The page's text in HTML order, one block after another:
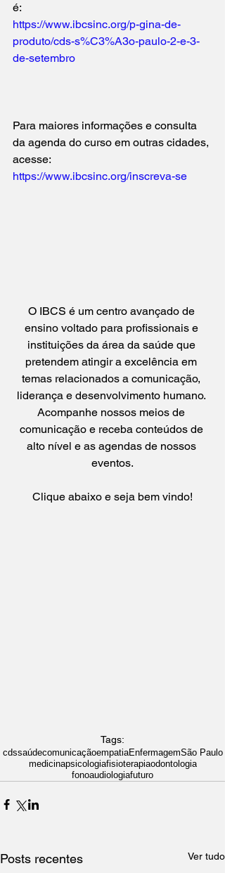
é:
https://www.ibcsinc.org/p-gina-de-
produto/cds-s%C3%A3o-paulo-2-e-3-
de-setembro
Para maiores informações e consulta
da agenda do curso em outras cidades,
acesse:
https://www.ibcsinc.org/inscreva-se
O IBCS é um centro avançado de
ensino voltado para profissionais e
instituições da área da saúde que
pretendem atingir a excelência em
temas relacionados a comunicação,
liderança e desenvolvimento humano.
Acompanhe nossos meios de
comunicação e receba conteúdos de
alto nível e as agendas de nossos
eventos.
Clique abaixo e seja bem vindo!
Tags:
cdssaúdecomunicaçãoempatiaEnfermagemSão Paulo
medicinapsicologiafisioterapiaodontologia
fonoaudiologiafuturo
Posts recentes Ver tudo